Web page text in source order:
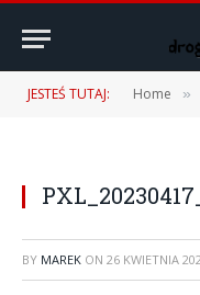
JESTEŚ TUTAJ: Home »
BY MAREK ON 26 KWIETNIA